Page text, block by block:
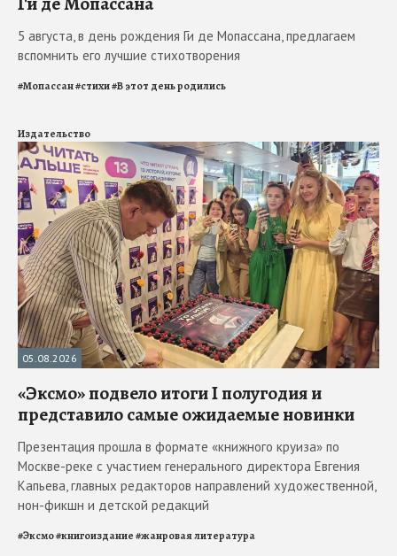
5 августа, в день рождения Ги де Мопассана, предлагаем
вспомнить его лучшие стихотворения
#Мопассан#стихи#В этот день родились
Издательство
05.08.2026
«Эксмо» подвело итоги I полугодия и
представило самые ожидаемые новинки
Презентация прошла в формате «книжного круиза» по
Москве-реке с участием генерального директора Евгения
Капьева, главных редакторов направлений художественной,
нон-фикшн и детской редакций
#Эксмо#книгоиздание#жанровая литература